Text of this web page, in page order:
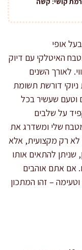
אופי
האיטלקי עם דיוק
לאורך השנים
דורשת תשומת
וטעם שעשיר בכל
על שלבים
שלי ומשדרג את
לא רק מקצועית, אלא
שניתן להתאים אותו
אם אתם אוהבים
– זהו המתכון